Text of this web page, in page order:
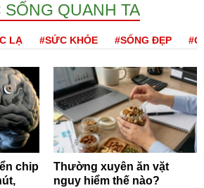
SỐNG QUANH TA
LẠ #SỨC KHỎE #SỐNG ĐẸP
chip
Thường xuyên ăn vặt
nguy hiểm thế nào?